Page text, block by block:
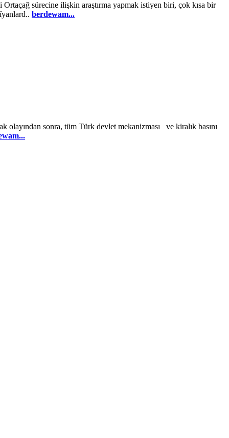
sürecine ilişkin araştırma yapmak istiyen biri, çok kısa bir
berdewam...
sonra, tüm Türk devlet mekanizması ve kiralık basını